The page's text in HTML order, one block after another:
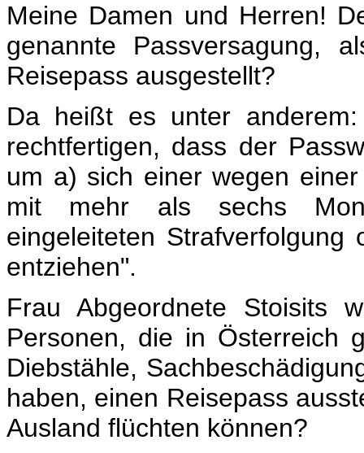
Meine Damen und Herren!
genannte Passversagung,
Reisepass ausgestellt?
Da heißt es unter
rechtfertigen, dass der
um a) sich einer wegen
mit mehr als sechs
eingeleiteten
entziehen".
Frau Abgeordnete Stoisits
Personen, die in Österreich
Diebstähle,
haben, einen Reisepass
Ausland flüchten können?